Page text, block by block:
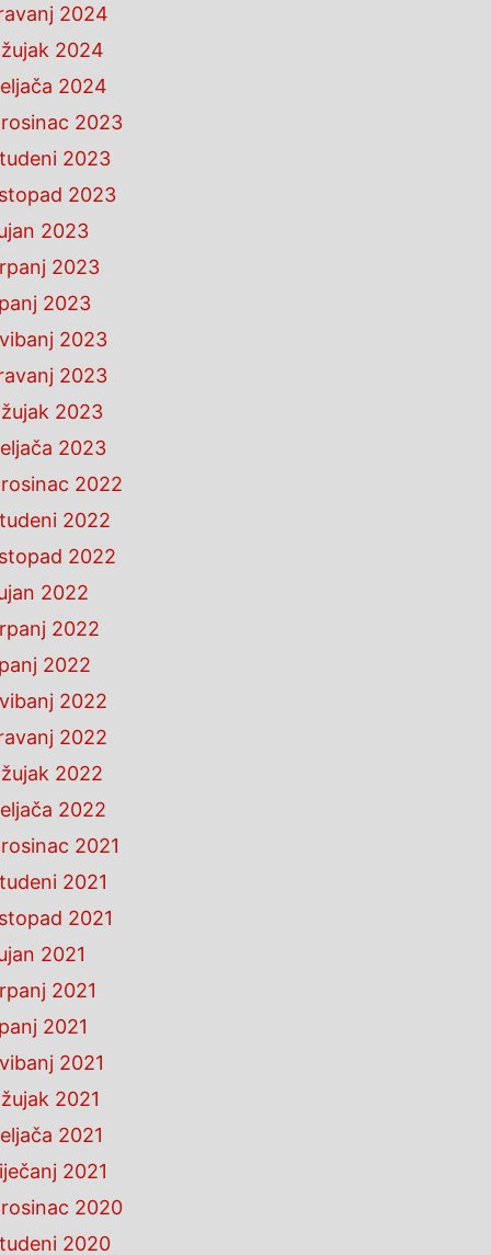
2024
2024
2024
2023
2023
2023
2023
2023
2023
2023
2023
2023
2023
2022
2022
2022
2022
2022
2022
2022
2022
2022
2022
2021
2021
2021
2021
2021
2021
2021
2021
2021
2021
2020
2020